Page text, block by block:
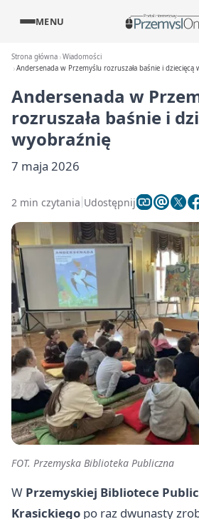
MENU
Strona główna Wiadomości
Andersenada w Przemyślu rozruszała baśnie i dziecięcą
Andersenada w
rozruszała baśnie i
wyobraźnię
7 maja 2026
2 min czytania Udostępnij
FOT. Przemyska Biblioteka Publiczna
W Przemyskiej Bibliotece
Krasickiego po raz dwunasty